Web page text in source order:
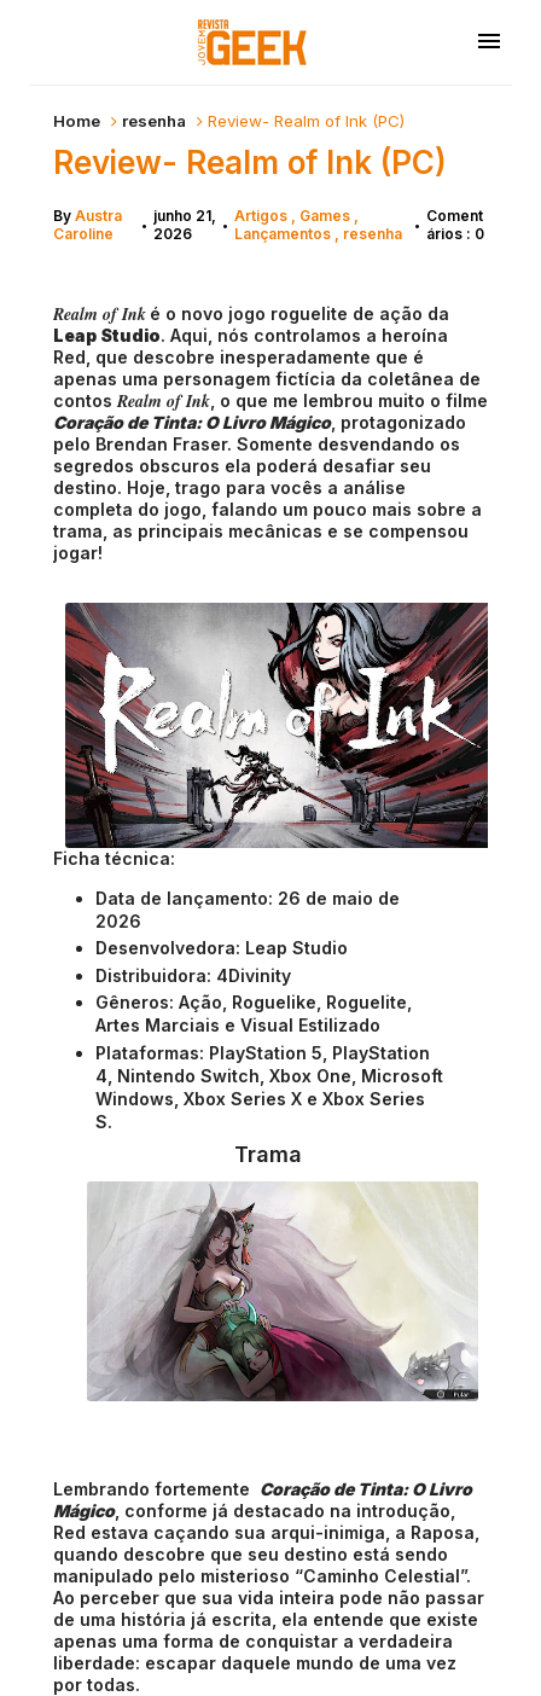
Home resenha Review- Realm of Ink (PC)
Review- Realm of Ink (PC)
By Austra
Caroline
• junho 21,
2026
• Artigos
Games
Lançamentos
resenha • Coment
ários : 0
Realm of Ink é o novo jogo roguelite de ação da
Leap Studio. Aqui, nós controlamos a heroína
Red, que descobre inesperadamente que é
apenas uma personagem fictícia da coletânea de
contos Realm of Ink , o que me lembrou muito o filme
Coração de Tinta: O Livro Mágico, protagonizado
pelo Brendan Fraser. Somente desvendando os
segredos obscuros ela poderá desafiar seu
destino. Hoje, trago para vocês a análise
completa do jogo, falando um pouco mais sobre a
trama, as principais mecânicas e se compensou
jogar!
Ficha técnica:
Data de lançamento: 26 de maio de
2026
Desenvolvedora: Leap Studio
Distribuidora: 4Divinity
Gêneros: Ação, Roguelike, Roguelite,
Artes Marciais e Visual Estilizado
Plataformas: PlayStation 5, PlayStation
4, Nintendo Switch, Xbox One, Microsoft
Windows, Xbox Series X e Xbox Series
S.
Trama
Lembrando fortemente Coração de Tinta: O Livro
Mágico, conforme já destacado na introdução,
Red estava caçando sua arqui-inimiga, a Raposa,
quando descobre que seu destino está sendo
manipulado pelo misterioso “Caminho Celestial”.
Ao perceber que sua vida inteira pode não passar
de uma história já escrita, ela entende que existe
apenas uma forma de conquistar a verdadeira
liberdade: escapar daquele mundo de uma vez
por todas.